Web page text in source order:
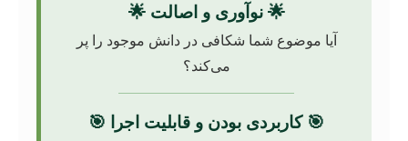
🌟 نوآوری و اصالت 🌟
آیا موضوع شما شکافی در دانش موجود را پر
می‌کند؟
🎯 کاربردی بودن و قابلیت اجرا 🎯